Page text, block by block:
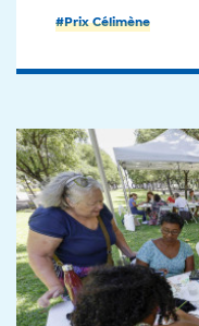
#Prix Célimène